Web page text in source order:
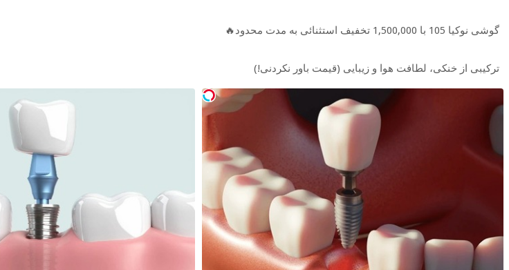
گوشی نوکیا 105 با 1,500,000 تخفیف استثنائی به مدت محدود🔥
ترکیبی از خنکی، لطافت هوا و زیبایی (قیمت باور نکردنی!)